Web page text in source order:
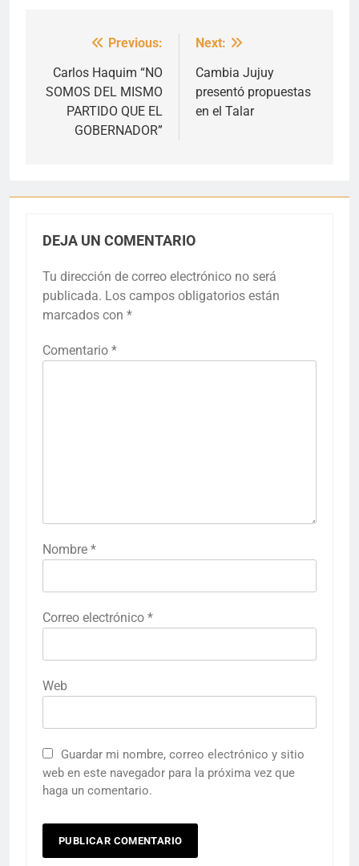
Navegación
de
entradas
Previous:
Carlos Haquim “NO
SOMOS DEL MISMO
PARTIDO QUE EL
GOBERNADOR”
Next:
Cambia Jujuy
presentó propuestas
en el Talar
DEJA UN COMENTARIO
Tu dirección de correo electrónico no será
publicada. Los campos obligatorios están
marcados con *
Comentario *
Nombre *
Correo electrónico *
Web
Guardar mi nombre, correo electrónico y sitio
web en este navegador para la próxima vez que
haga un comentario.